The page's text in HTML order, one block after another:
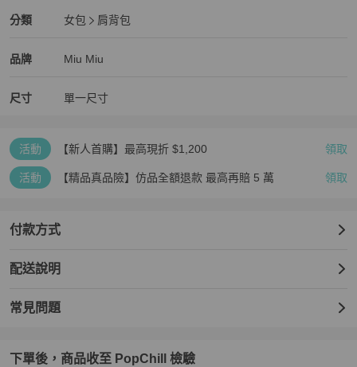
分類
Miu Miu 女包分類資訊
女包
肩背包
品牌
Miu Miu 精品女包品牌介紹
Miu Miu
Miu Miu 推薦清單
尺寸 單一尺寸
活動 【新人首購】最高現折 $1,200 領取
活動 【精品真品險】仿品全額退款 最高再賠 5 萬 領取
付款方式
配送說明
常見問題
下單後，商品收至 PopChill 檢驗